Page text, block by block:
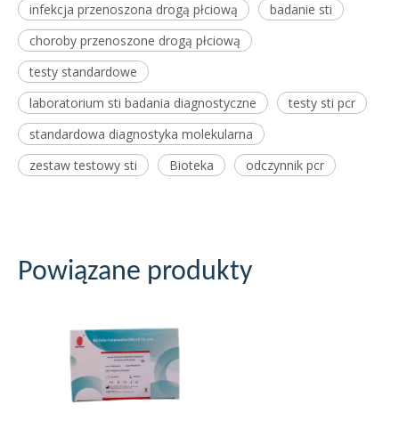
infekcja przenoszona drogą płciową
badanie sti
choroby przenoszone drogą płciową
testy standardowe
laboratorium sti badania diagnostyczne
testy sti pcr
standardowa diagnostyka molekularna
zestaw testowy sti
Bioteka odczynnik pcr
Powiązane produkty